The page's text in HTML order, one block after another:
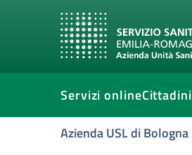
Servizi onlineCittadini
Azienda USL di Bologna